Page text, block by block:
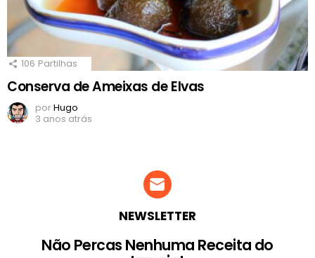
106 Partilhas
Conserva de Ameixas de Elvas
porHugo
3 anos atrás
NEWSLETTER
Não Percas Nenhuma Receita do